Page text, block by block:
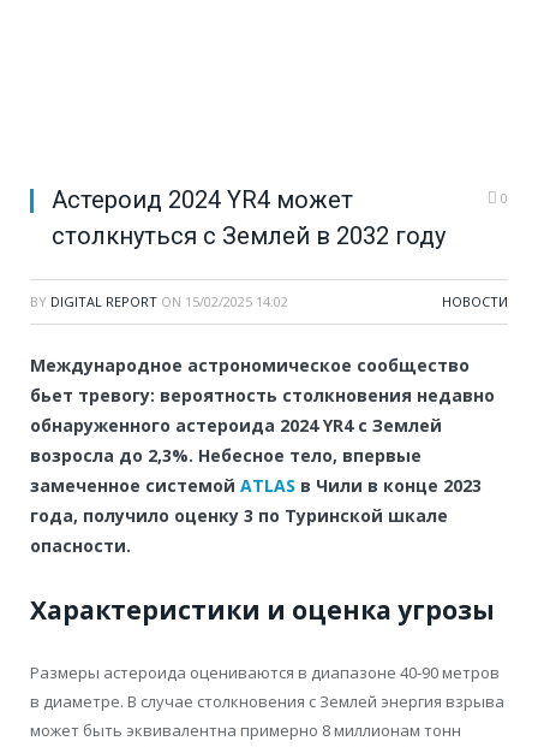
Aстероид 2024 YR4 может
столкнуться с Землей в 2032 году
0
BY DIGITAL REPORT ON 15/02/2025 14:02 НОВОСТИ
Международное астрономическое сообщество
бьет тревогу: вероятность столкновения недавно
обнаруженного астероида 2024 YR4 с Землей
возросла до 2,3%. Небесное тело, впервые
замеченное системой ATLAS в Чили в конце 2023
года, получило оценку 3 по Туринской шкале
опасности.
Характеристики и оценка угрозы
Размеры астероида оцениваются в диапазоне 40-90 метров
в диаметре. В случае столкновения с Землей энергия взрыва
может быть эквивалентна примерно 8 миллионам тонн